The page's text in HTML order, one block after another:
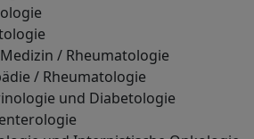
/ Rheumatologie
/ Rheumatologie
und Diabetologie